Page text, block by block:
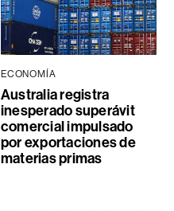
ECONOMÍA
Australia registra
inesperado superávit
comercial impulsado
por exportaciones de
materias primas